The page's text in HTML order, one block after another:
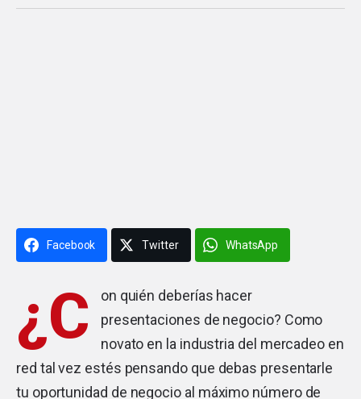
Facebook Twitter WhatsApp
¿C
on quién deberías hacer
presentaciones de negocio? Como
novato en la industria del mercadeo en
red tal vez estés pensando que debas presentarle
tu oportunidad de negocio al máximo número de